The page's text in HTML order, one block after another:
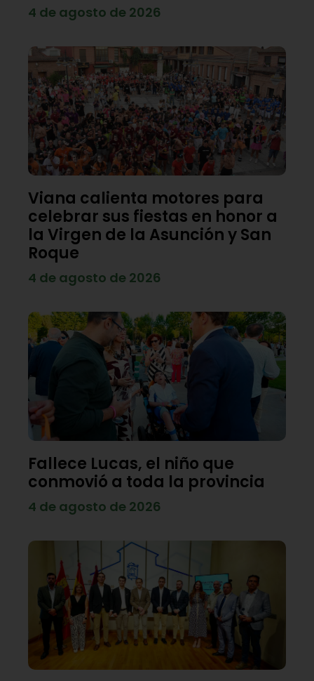
4 de agosto de 2026
Viana calienta motores para
celebrar sus fiestas en honor a
la Virgen de la Asunción y San
Roque
4 de agosto de 2026
Fallece Lucas, el niño que
conmovió a toda la provincia
4 de agosto de 2026